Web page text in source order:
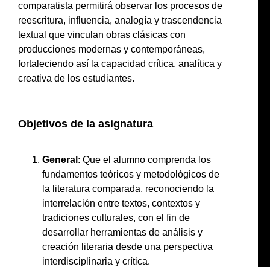
comparatista permitirá observar los procesos de
reescritura, influencia, analogía y trascendencia
textual que vinculan obras clásicas con
producciones modernas y contemporáneas,
fortaleciendo así la capacidad crítica, analítica y
creativa de los estudiantes.
Objetivos de la asignatura
General : Que el alumno comprenda los
fundamentos teóricos y metodológicos de
la literatura comparada, reconociendo la
interrelación entre textos, contextos y
tradiciones culturales, con el fin de
desarrollar herramientas de análisis y
creación literaria desde una perspectiva
interdisciplinaria y crítica.